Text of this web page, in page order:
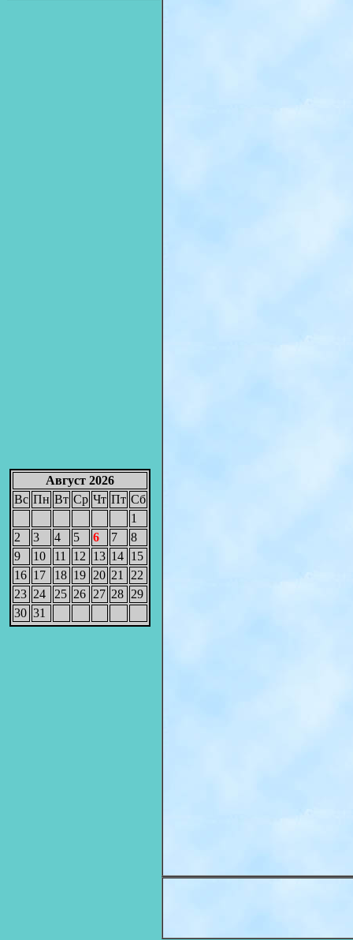
Август 2026
Вс Пн Вт Ср Чт Пт Сб
1
2
3 4 5 6 7
8
9
10 11 12 13 14 15
16 17 18 19 20 21
22
23 24 25 26 27 28 29
30 31